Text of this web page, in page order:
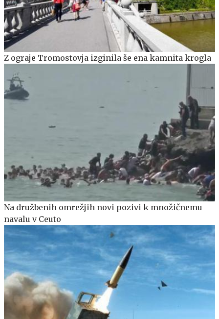
Z ograje Tromostovja izginila še ena kamnita krogla
Na družbenih omrežjih novi pozivi k množičnemu
navalu v Ceuto